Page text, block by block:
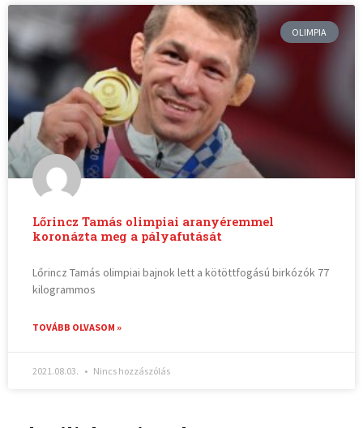
OLIMPIA
Lőrincz Tamás olimpiai aranyéremmel
koronázta meg a pályafutását
Lőrincz Tamás olimpiai bajnok lett a kötöttfogású birkózók 77
kilogrammos
TOVÁBB OLVASOM »
2021.08.03. Nincs hozzászólás